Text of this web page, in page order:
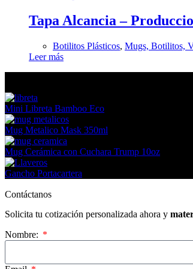
Tapa Alcancia –
Botilitos Plásticos, Mugs, Botilitos,
Leer más
Mini Libreta Bamboo Eco
Mug Metalico Mask 350ml
Mug Cerámica con Cuchara Trump 10oz
Gancho Portacartera
Contáctanos
Solicita tu cotización personalizada ahora y
Nombre: